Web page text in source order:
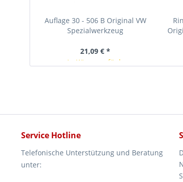
Auflage 30 - 506 B Original VW
Spezialwerkzeug
21,09 € *
In Kürze verfügbar
Service Hotline
Telefonische Unterstützung und Beratung
unter: